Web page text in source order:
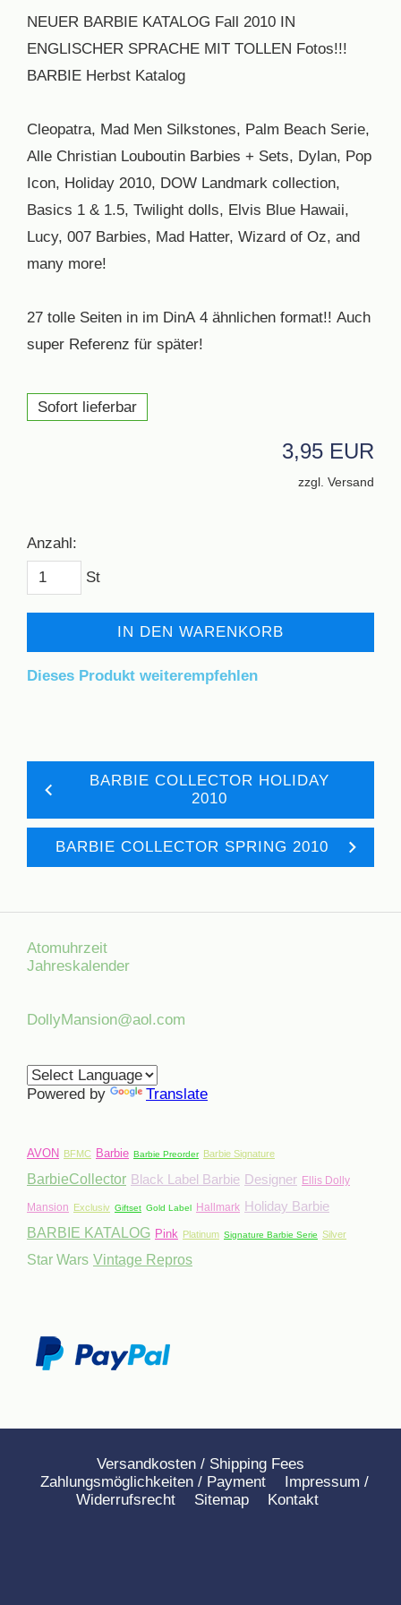
NEUER BARBIE KATALOG Fall 2010 IN
ENGLISCHER SPRACHE MIT TOLLEN Fotos!!!
BARBIE Herbst Katalog
Cleopatra, Mad Men Silkstones, Palm Beach Serie,
Alle Christian Louboutin Barbies + Sets, Dylan, Pop
Icon, Holiday 2010, DOW Landmark collection,
Basics 1 & 1.5, Twilight dolls, Elvis Blue Hawaii,
Lucy, 007 Barbies, Mad Hatter, Wizard of Oz, and
many more!
27 tolle Seiten in im DinA 4 ähnlichen format!! Auch
super Referenz für später!
Sofort lieferbar
3,95 EUR
zzgl. Versand
Anzahl:
St
IN DEN WARENKORB
Dieses Produkt weiterempfehlen
BARBIE COLLECTOR HOLIDAY
2010
BARBIE COLLECTOR SPRING 2010
Atomuhrzeit
Jahreskalender
DollyMansion@aol.com
Powered by Translate
AVON BFMC Barbie Barbie Preorder Barbie Signature
BarbieCollector Black Label Barbie Designer Ellis Dolly
Mansion Exclusiv Giftset Gold Label Hallmark Holiday Barbie
BARBIE KATALOG Pink Platinum Signature Barbie Serie Silver
Star Wars Vintage Repros
Versandkosten / Shipping Fees
Zahlungsmöglichkeiten / Payment
Impressum /
Widerrufsrecht
Sitemap Kontakt